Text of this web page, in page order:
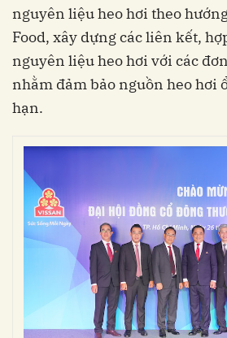
nguyên liệu heo hơi theo
Food, xây dựng các liên kết,
nguyên liệu heo hơi với các
nhằm đảm bảo nguồn heo hơi
hạn.